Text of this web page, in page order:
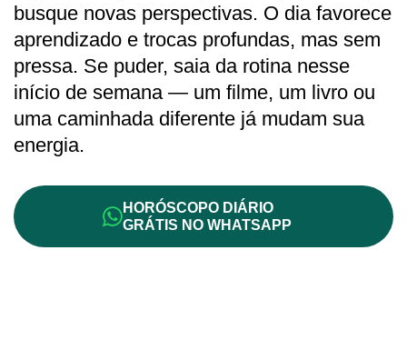
busque novas perspectivas. O dia favorece
aprendizado e trocas profundas, mas sem
pressa. Se puder, saia da rotina nesse
início de semana — um filme, um livro ou
uma caminhada diferente já mudam sua
energia.
HORÓSCOPO DIÁRIO
GRÁTIS NO WHATSAPP